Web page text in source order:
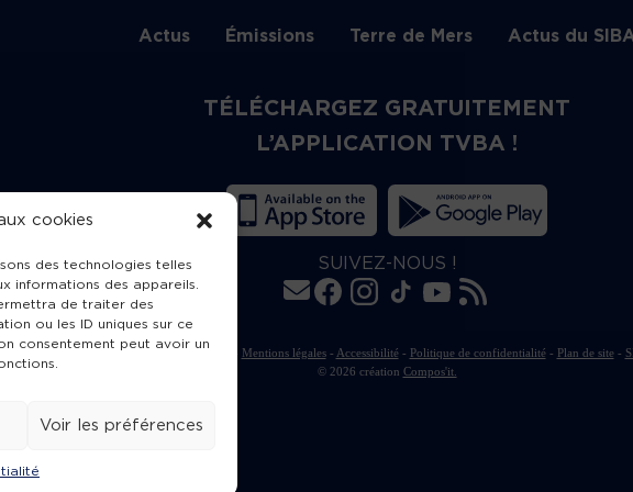
cookies
des technologies telles
informations des appareils.
de traiter des
ou les ID uniques sur ce
consentement peut avoir un
Voir les préférences
Actus Émissions Terre de Mers Actus du
TÉLÉCHARGEZ GRATUITEMENT
L’APPLICATION TVBA !
SUIVEZ-NOUS !
Charte de publication Mentions légales- Accessibilité- Politique de confidentialité- Plan de site-
© 2026 création Compos'it.